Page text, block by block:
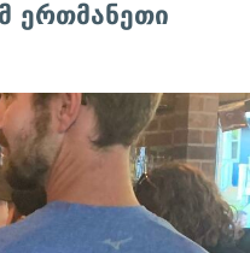
ერთმანეთი